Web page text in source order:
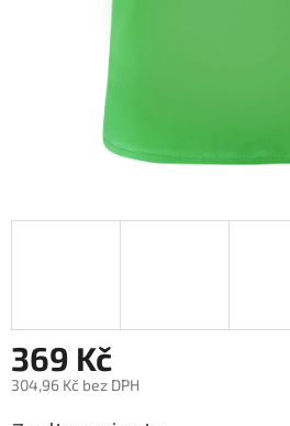
369 Kč
304,96 Kč bez DPH